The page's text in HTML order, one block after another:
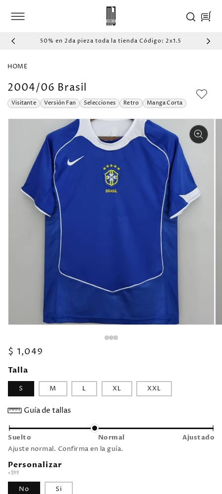
AL CONTENIDO
Carrito
50% en 2da pieza toda la tienda Código: 2x1.5
HOME
2004/06 Brasil
Visitante Versión Fan Selecciones Retro Manga Corta
IR
INFORMACIÓN
DEL PRODUCTO
Precio
habitual
$ 1,049
Talla
S M L XL XXL
Guía de tallas
Suelto Normal Ajustado
Ajuste normal. Confirma en la guía.
Personalizar
+$99
No Si